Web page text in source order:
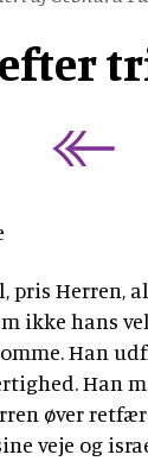
efter
pris Herren,
ikke hans
Han
Han
øver
veje og